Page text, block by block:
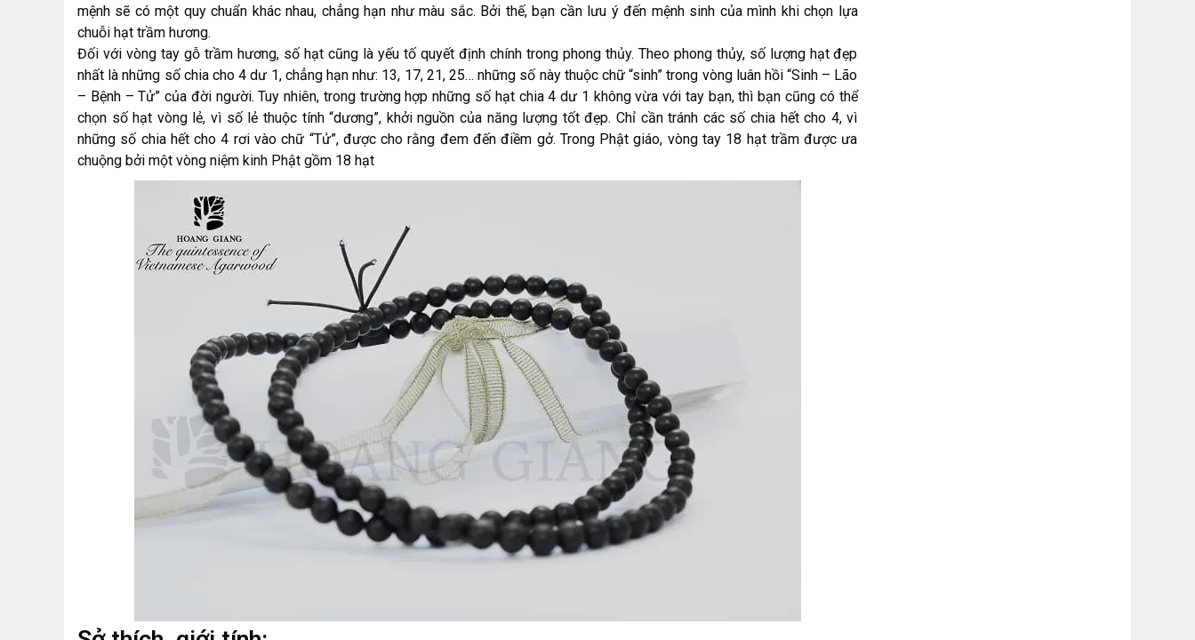
mệnh sẽ có một quy chuẩn khác nhau, chẳng hạn như màu sắc. Bởi thế, bạn cần lưu ý đến mệnh sinh của mình khi chọn lựa
chuỗi hạt trầm hương.
Đối với vòng tay gỗ trầm hương, số hạt cũng là yếu tố quyết định chính trong phong thủy. Theo phong thủy, số lượng hạt đẹp
nhất là những số chia cho 4 dư 1, chẳng hạn như: 13, 17, 21, 25… những số này thuộc chữ “sinh” trong vòng luân hồi “Sinh – Lão
– Bệnh – Tử” của đời người. Tuy nhiên, trong trường hợp những số hạt chia 4 dư 1 không vừa với tay bạn, thì bạn cũng có thể
chọn số hạt vòng lẻ, vì số lẻ thuộc tính “dương”, khởi nguồn của năng lượng tốt đẹp. Chỉ cần tránh các số chia hết cho 4, vì
những số chia hết cho 4 rơi vào chữ “Tử”, được cho rằng đem đến điềm gở. Trong Phật giáo, vòng tay 18 hạt trầm được ưa
chuộng bởi một vòng niệm kinh Phật gồm 18 hạt